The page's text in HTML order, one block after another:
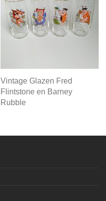
Vintage Glazen Fred
Flintstone en Barney
Rubble